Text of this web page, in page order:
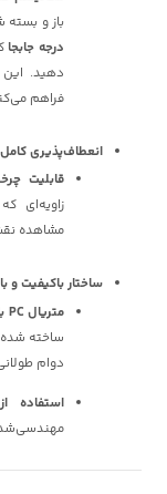
باز و بسته
درجه جابجا
دهید. این
فراهم
انعطاف‌پذیری
قابلیت چرخش 360
زاویه‌ای
مشاهده
ساختار باکیفیت و
متریال PC با کیفیت بالا:
ساخته شده
دوام
استفاده